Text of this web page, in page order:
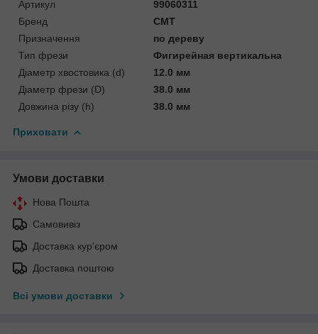
Артикул
99060311
Бренд
CMT
Призначення
по дереву
Тип фрези
Фигирейная вертикальна
Діаметр хвостовика (d)
12.0 мм
Діаметр фрези (D)
38.0 мм
Довжина різу (h)
38.0 мм
Приховати
Умови доставки
Нова Пошта
Самовивіз
Доставка кур'єром
Доставка поштою
Всі умови доставки